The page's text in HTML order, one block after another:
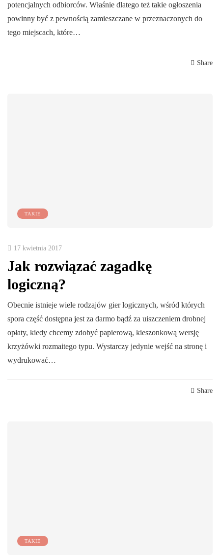
potencjalnych odbiorców. Właśnie dlatego też takie ogłoszenia
powinny być z pewnością zamieszczane w przeznaczonych do
tego miejscach, które…
Share
TAKIE
17 kwietnia 2017
Jak rozwiązać zagadkę
logiczną?
Obecnie istnieje wiele rodzajów gier logicznych, wśród których
spora część dostępna jest za darmo bądź za uiszczeniem drobnej
opłaty, kiedy chcemy zdobyć papierową, kieszonkową wersję
krzyżówki rozmaitego typu. Wystarczy jedynie wejść na stronę i
wydrukować…
Share
TAKIE